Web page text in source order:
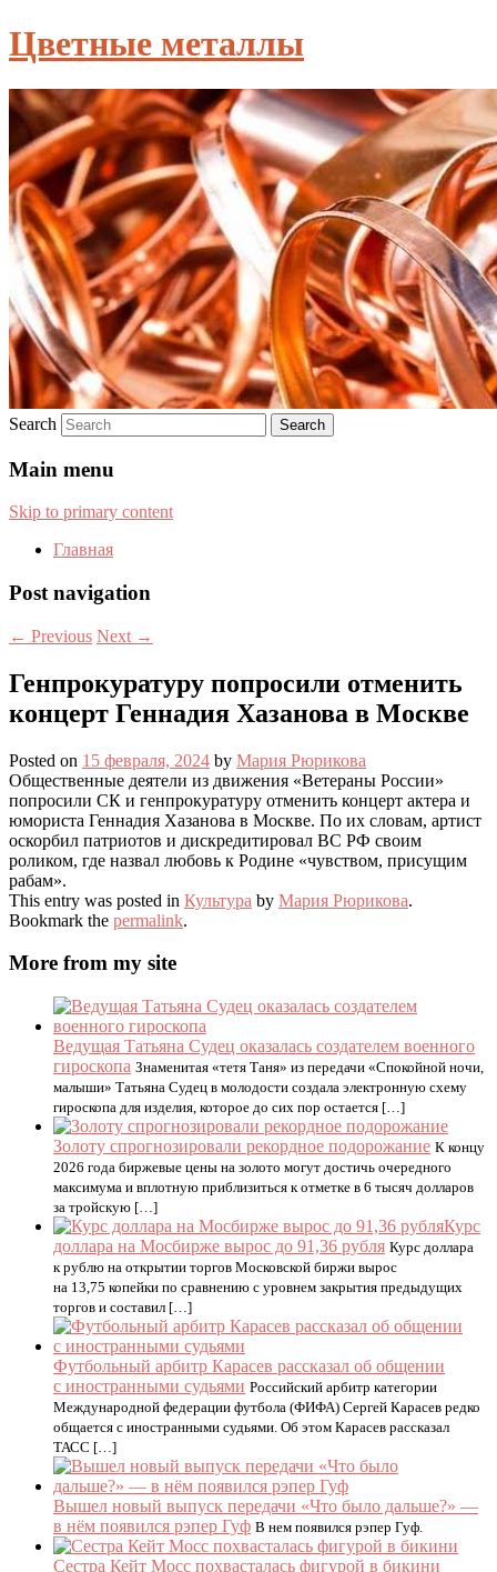
Цветные металлы
Search
Main menu
Skip to primary content
Главная
Post navigation
← Previous Next →
Генпрокуратуру попросили отменить
концерт Геннадия Хазанова в Москве
Posted on 15 февраля, 2024 by Мария Рюрикова
Общественные деятели из движения «Ветераны России»
попросили СК и генпрокуратуру отменить концерт актера и
юмориста Геннадия Хазанова в Москве. По их словам, артист
оскорбил патриотов и дискредитировал ВС РФ своим
роликом, где назвал любовь к Родине «чувством, присущим
рабам».
This entry was posted in Культура by Мария Рюрикова.
Bookmark the permalink.
More from my site
Ведущая Татьяна Судец оказалась создателем военного
гироскопа Знаменитая «тетя Таня» из передачи «Спокойной ночи,
малыши» Татьяна Судец в молодости создала электронную схему
гироскопа для изделия, которое до сих пор остается […]
Золоту спрогнозировали рекордное подорожание К концу
2026 года биржевые цены на золото могут достичь очередного
максимума и вплотную приблизиться к отметке в 6 тысяч долларов
за тройскую […]
Курс
доллара на Мосбирже вырос до 91,36 рубля Курс доллара
к рублю на открытии торгов Московской биржи вырос
на 13,75 копейки по сравнению с уровнем закрытия предыдущих
торгов и составил […]
Футбольный арбитр Карасев рассказал об общении
с иностранными судьями Российский арбитр категории
Международной федерации футбола (ФИФА) Сергей Карасев редко
общается с иностранными судьями. Об этом Карасев рассказал
ТАСС […]
Вышел новый выпуск передачи «Что было дальше?» —
в нём появился рэпер Гуф В нем появился рэпер Гуф.
Сестра Кейт Мосс похвасталась фигурой в бикини